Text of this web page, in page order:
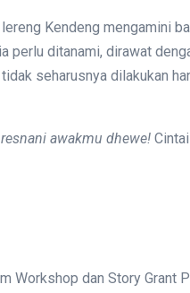
Kendeng mengamini
perlu ditanami, dirawat
seharusnya dilakukan
awakmu dhewe!
Workshop dan Story